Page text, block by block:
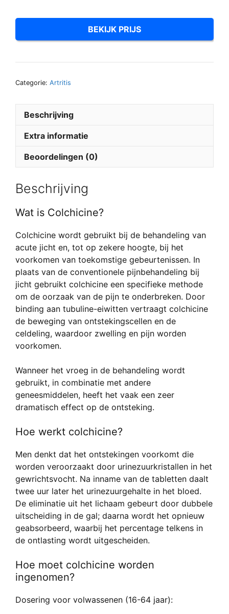
BEKIJK PRIJS
Categorie: Artritis
Beschrijving
Extra informatie
Beoordelingen (0)
Beschrijving
Wat is Colchicine?
Colchicine wordt gebruikt bij de behandeling van
acute jicht en, tot op zekere hoogte, bij het
voorkomen van toekomstige gebeurtenissen. In
plaats van de conventionele pijnbehandeling bij
jicht gebruikt colchicine een specifieke methode
om de oorzaak van de pijn te onderbreken. Door
binding aan tubuline-eiwitten vertraagt colchicine
de beweging van ontstekingscellen en de
celdeling, waardoor zwelling en pijn worden
voorkomen.
Wanneer het vroeg in de behandeling wordt
gebruikt, in combinatie met andere
geneesmiddelen, heeft het vaak een zeer
dramatisch effect op de ontsteking.
Hoe werkt colchicine?
Men denkt dat het ontstekingen voorkomt die
worden veroorzaakt door urinezuurkristallen in het
gewrichtsvocht. Na inname van de tabletten daalt
twee uur later het urinezuurgehalte in het bloed.
De eliminatie uit het lichaam gebeurt door dubbele
uitscheiding in de gal; daarna wordt het opnieuw
geabsorbeerd, waarbij het percentage telkens in
de ontlasting wordt uitgescheiden.
Hoe moet colchicine worden
ingenomen?
Dosering voor volwassenen (16-64 jaar):